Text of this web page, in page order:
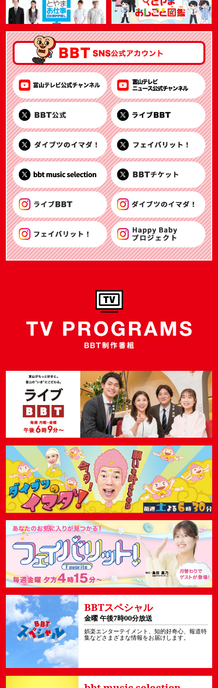
富山テレビ公式チャンネル YouTube
BBT公式 X
ダイブツのイマダ！ X
bbt music selection X
ライブBBT Instagram
フェイバリット！ Instagram
BBTスペシャル
金曜 午後7時00分放送
娯楽エンターテイメント、知的好奇心、報道特
集などさまざまな情報をお届けします。